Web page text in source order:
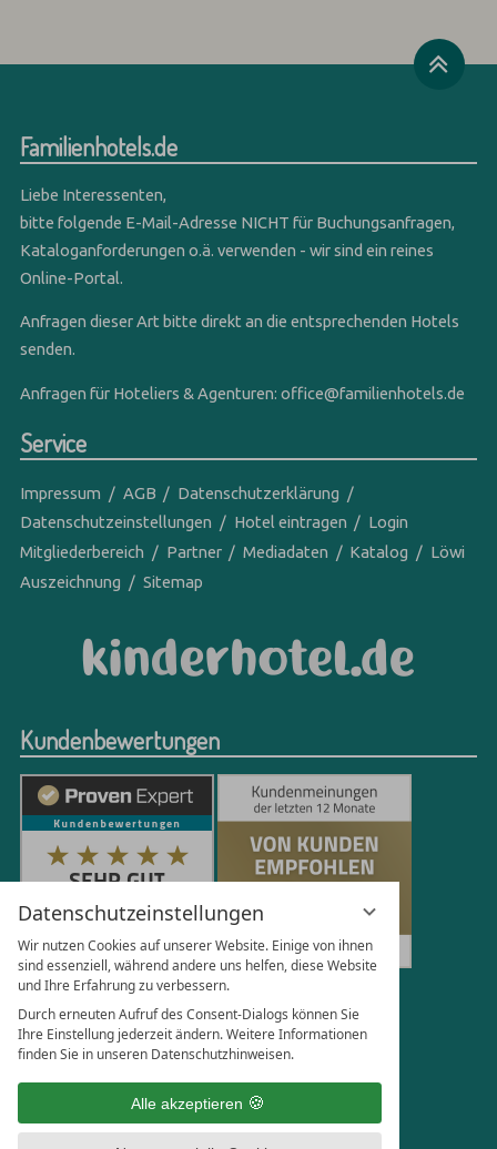
Datenschutzeinstellungen
Wir nutzen Cookies auf unserer Website. Einige von ihnen
sind essenziell, während andere uns helfen, diese Website
und Ihre Erfahrung zu verbessern.
Durch erneuten Aufruf des Consent-Dialogs können Sie
Ihre Einstellung jederzeit ändern. Weitere Informationen
finden Sie in unseren Datenschutzhinweisen.
Alle akzeptieren
Familienhotels.de
Liebe Interessenten,
bitte folgende E-Mail-Adresse NICHT für Buchungsanfragen,
Kataloganforderungen o.ä. verwenden - wir sind ein reines
Online-Portal.
Anfragen dieser Art bitte direkt an die entsprechenden Hotels
senden.
Anfragen für Hoteliers & Agenturen:office@familienhotels.de
Service
Impressum AGB
Datenschutzerklärung
Datenschutzeinstellungen
Hotel eintragen
Login
Mitgliederbereich
Partner Mediadaten Katalog
Löwi
Auszeichnung
Sitemap
Kundenbewertungen